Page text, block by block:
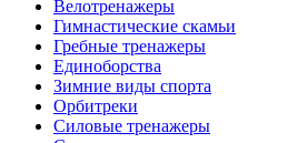
Велотренажеры
Гимнастические скамьи
Гребные тренажеры
Единоборства
Зимние виды спорта
Орбитреки
Силовые тренажеры